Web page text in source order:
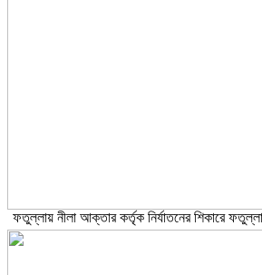
ফতুল্লায় নীলা আক্তার কর্তৃক নির্যাতনের শিকারে